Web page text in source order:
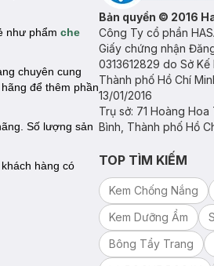
như phẩm che
chuyên cung
để thêm phần
Số lượng sản
hàng có
Bản quyền © 2016
Công Ty cổ phần
Giấy chứng nhận
0313612829 do Sở
Thành phố Hồ Chí
13/01/2016
Trụ sở: 71 Hoàng
Bình, Thành phố Hồ
TOP TÌM KIẾM
Kem Chống Nắng
Kem Dưỡng Ẩm
Bông Tẩy Trang